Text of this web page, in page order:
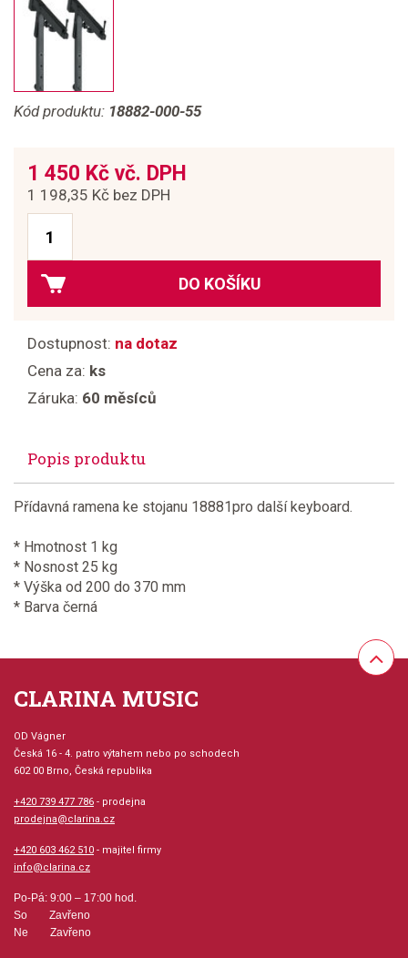
Kód produktu: 18882-000-55
1 450 Kč vč. DPH
1 198,35 Kč bez DPH
DO KOŠÍKU
Dostupnost: na dotaz
Cena za: ks
Záruka: 60 měsíců
Popis produktu
Přídavná ramena ke stojanu 18881pro další keyboard.
* Hmotnost 1 kg
* Nosnost 25 kg
* Výška od 200 do 370 mm
* Barva černá
CLARINA MUSIC
OD Vágner
Česká 16 - 4. patro výtahem nebo po schodech
602 00 Brno, Česká republika
+420 739 477 786 - prodejna
prodejna@clarina.cz
+420 603 462 510 - majitel firmy
info@clarina.cz
Po-Pá: 9:00 – 17:00 hod.
So Zavřeno
Ne Zavřeno